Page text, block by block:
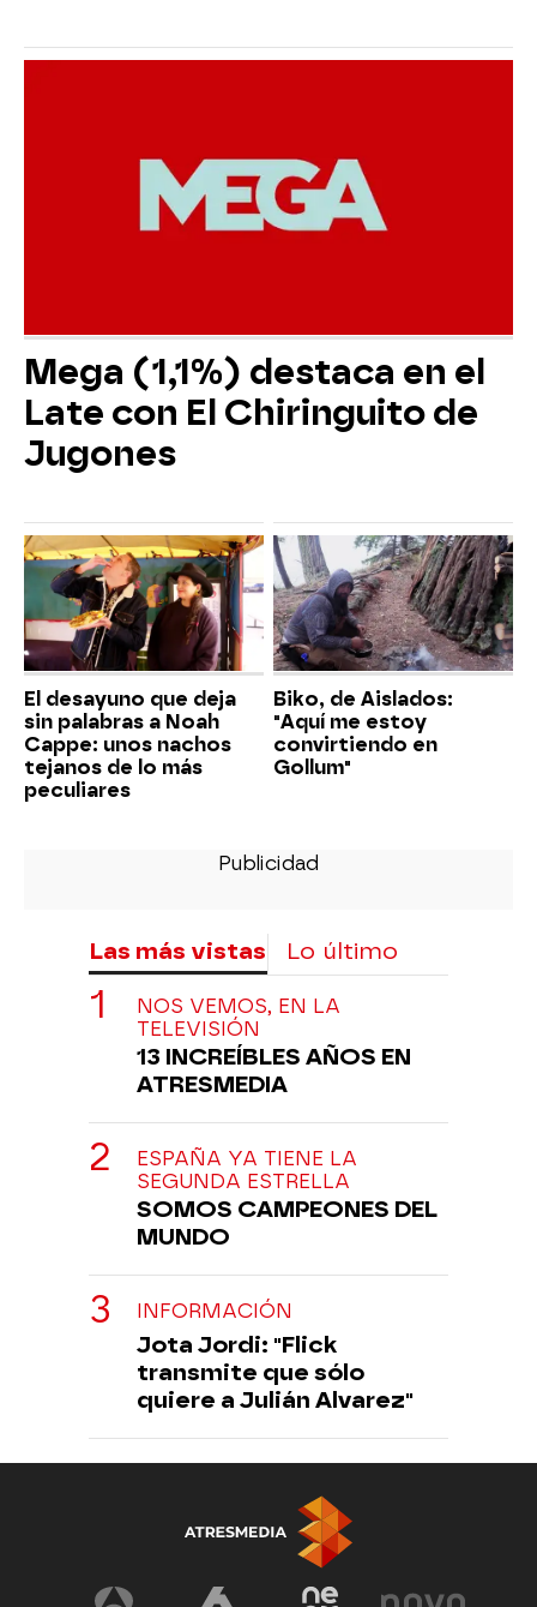
Mega (1,1%) destaca en el
Late con El Chiringuito de
Jugones
El desayuno que deja
sin palabras a Noah
Cappe: unos nachos
tejanos de lo más
peculiares
Biko, de Aislados:
"Aquí me estoy
convirtiendo en
Gollum"
Las más vistas Lo último
NOS VEMOS, EN LA
TELEVISIÓN
13 INCREÍBLES AÑOS EN
ATRESMEDIA
ESPAÑA YA TIENE LA
SEGUNDA ESTRELLA
SOMOS CAMPEONES DEL
MUNDO
INFORMACIÓN
Jota Jordi: "Flick
transmite que sólo
quiere a Julián Alvarez"